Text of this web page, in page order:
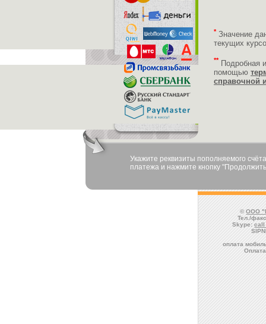
* Значение
текущих
** Подробная
помощью
справочной
Укажите реквизиты пополняемого
платежа и нажмите кнопку
©ООО
Тел./
Skype:
оплата